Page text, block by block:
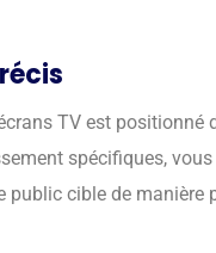
TV est positionné
spécifiques,
public cible de manière